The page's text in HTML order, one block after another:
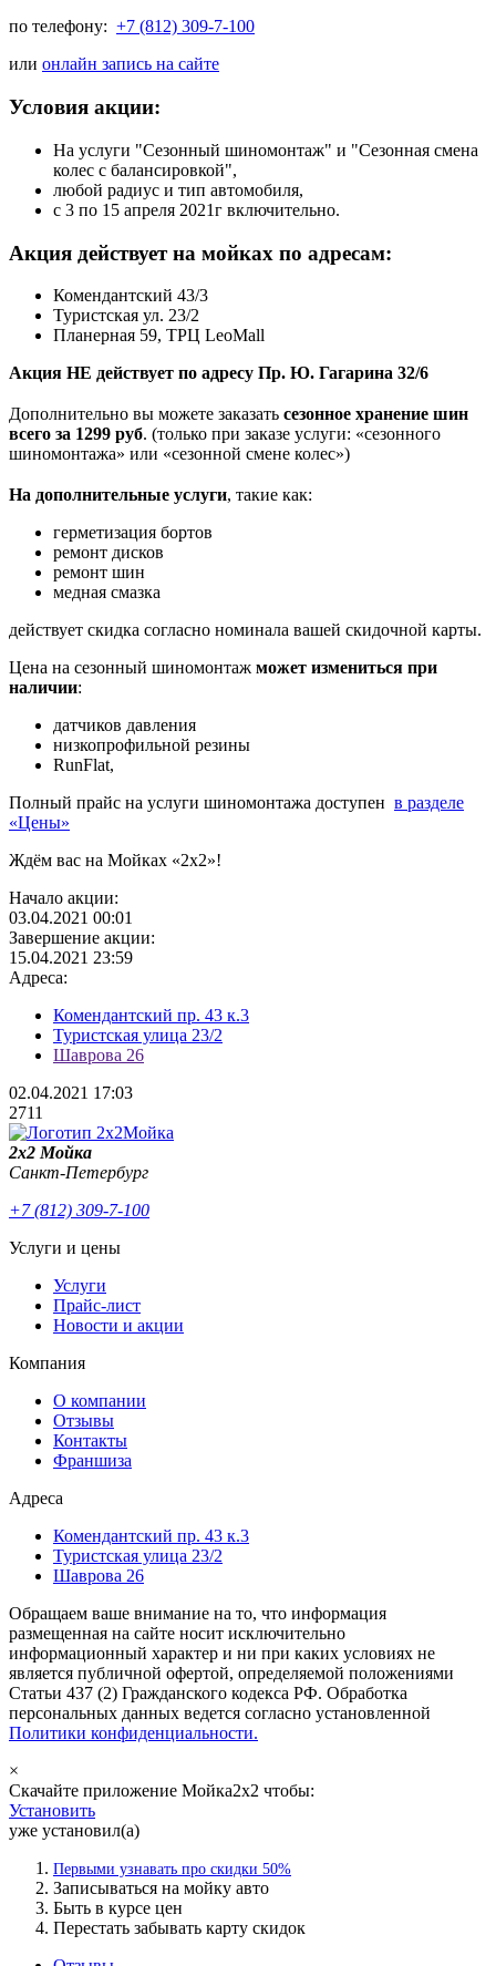
по телефону: +7 (812) 309-7-100
или онлайн запись на сайте
Условия акции:
На услуги "Сезонный шиномонтаж" и "Сезонная смена
колес с балансировкой",
любой радиус и тип автомобиля,
с 3 по 15 апреля 2021г включительно.
Акция действует на мойках по адресам:
Комендантский 43/3
Туристская ул. 23/2
Планерная 59, ТРЦ LeoMall
Акция НЕ действует по адресу Пр. Ю. Гагарина 32/6
Дополнительно вы можете заказать сезонное хранение шин
всего за 1299 руб. (только при заказе услуги: «сезонного
шиномонтажа» или «сезонной смене колес»)
На дополнительные услуги, такие как:
герметизация бортов
ремонт дисков
ремонт шин
медная смазка
действует скидка согласно номинала вашей скидочной карты.
Цена на сезонный шиномонтаж может измениться при
наличии:
датчиков давления
низкопрофильной резины
RunFlat,
Полный прайс на услуги шиномонтажа доступен в разделе
«Цены»
Ждём вас на Мойках «2х2»!
Начало акции:
03.04.2021 00:01
Завершение акции:
15.04.2021 23:59
Адреса:
Комендантский пр. 43 к.3
Туристская улица 23/2
Шаврова 26
02.04.2021 17:03
2711
2x2 Мойка
Санкт-Петербург
+7 (812) 309-7-100
Услуги и цены
Услуги
Прайс-лист
Новости и акции
Компания
О компании
Отзывы
Контакты
Франшиза
Адреса
Комендантский пр. 43 к.3
Туристская улица 23/2
Шаврова 26
Обращаем ваше внимание на то, что информация
размещенная на сайте носит исключительно
информационный характер и ни при каких условиях не
является публичной офертой, определяемой положениями
Статьи 437 (2) Гражданского кодекса РФ. Обработка
персональных данных ведется согласно установленной
Политики конфиденциальности.
×
Скачайте приложение Мойка2х2 чтобы:
Установить
уже установил(а)
Первыми узнавать про скидки 50%
Записываться на мойку авто
Быть в курсе цен
Перестать забывать карту скидок